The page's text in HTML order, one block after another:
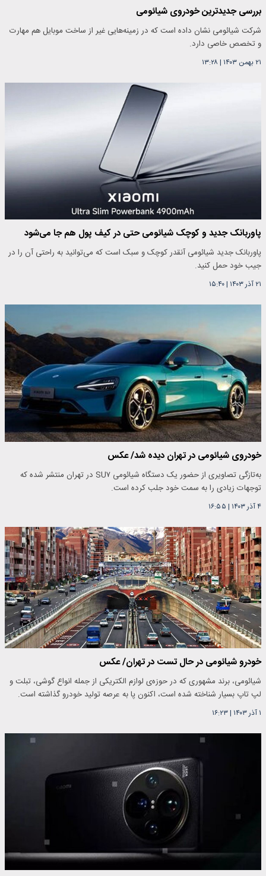
بررسی جدیدترین خودروی شیائومی
شرکت شیائومی نشان داده است که در زمینه‌هایی غیر از ساخت موبایل هم مهارت
و تخصص خاصی دارد.
۲۱ بهمن ۱۴۰۳ |۱۳:۲۸
پاوربانک جدید و کوچک شیائومی حتی در کیف پول هم جا می‌شود
پاوربانک جدید شیائومی آنقدر کوچک و سبک است که می‌توانید به راحتی آن را در
جیب خود حمل کنید.
۲۱ آذر ۱۴۰۳ |۱۵:۴۰
خودروی شیائومی در تهران دیده شد/ عکس
به‌تازگی تصاویری از حضور یک دستگاه شیائومی SU۷ در تهران منتشر شده که
توجهات زیادی را به سمت خود جلب کرده است.
۴ آذر ۱۴۰۳ | ۱۶:۵۵
خودرو شیائومی در حال تست در تهران/ عکس
شیائومی، برند مشهوری که در حوزه‌ی لوازم الکتریکی از جمله انواع گوشی، تبلت و
لپ تاپ بسیار شناخته شده است، اکنون پا به عرصه تولید خودرو گذاشته است.
۱ آذر ۱۴۰۳ |۱۶:۲۳